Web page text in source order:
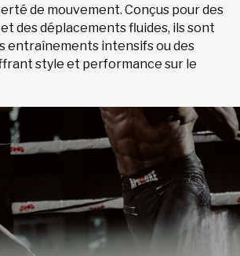
de mouvement. Conçus pour des
des déplacements fluides, ils sont
entraînements intensifs ou des
style et performance sur le